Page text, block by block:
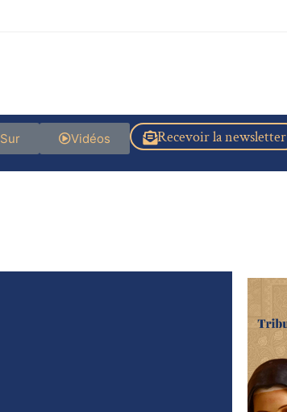
Recevoir la newsletter
Vidéos
Sur